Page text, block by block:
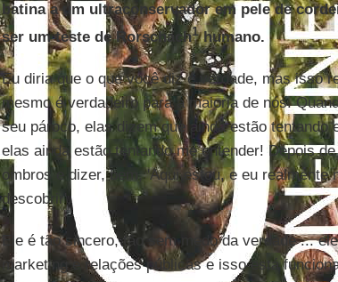
batina a um ultraconservador em pele de
ser um teste de Rorschach1humano.
Eu diria que o que você diz é verdade, mas isso
mesmo é verdadeiro para a maioria de nós.
seu pároco, elas dizem que ainda estão tentando
elas ainda estão tentando me entender! Depois
ombros e dizer, bem, 'Aqui estou, e eu realmente
descobrir'.
Ele é tão sincero, tão sem medo da verdade ...
marketing e relações públicas e isso está